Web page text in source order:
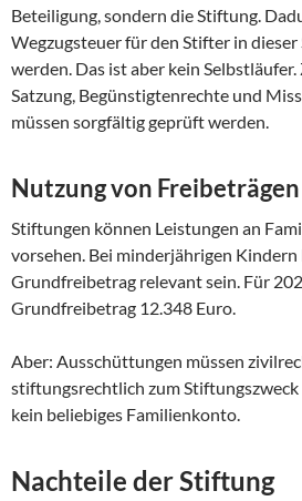
Beteiligung, sondern die Stiftung.
Wegzugsteuer für den Stifter in
werden. Das ist aber kein
Satzung, Begünstigtenrechte und
müssen sorgfältig geprüft werden.
Nutzung von
Stiftungen können Leistungen an
vorsehen. Bei minderjährigen
Grundfreibetrag relevant sein. Für
Grundfreibetrag 12.348 Euro.
Aber: Ausschüttungen müssen
stiftungsrechtlich zum Stiftungszweck
kein beliebiges Familienkonto.
Nachteile der Stiftung